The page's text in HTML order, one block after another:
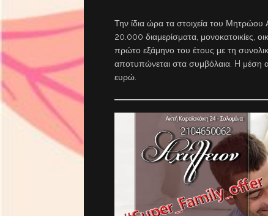
Την ίδια ώρα τα στοιχεία του
20.000 διαμερίσματα, μονοκατοικίες,
πρώτο εξάμηνο του έτους με τη
αποτυπώνεται στα συμβόλαια. H μέση
ευρώ.